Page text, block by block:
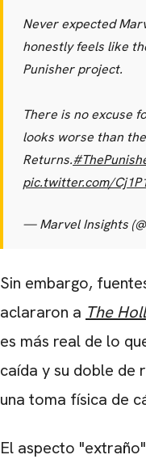
Never expected
honestly feels like
Punisher project.
There is no excuse
looks worse than
Returns.
pic.twitter.com/
— Marvel Insights
Sin embargo,
aclararon a The
es más real de lo
caída y su doble de
una toma física de
El aspecto